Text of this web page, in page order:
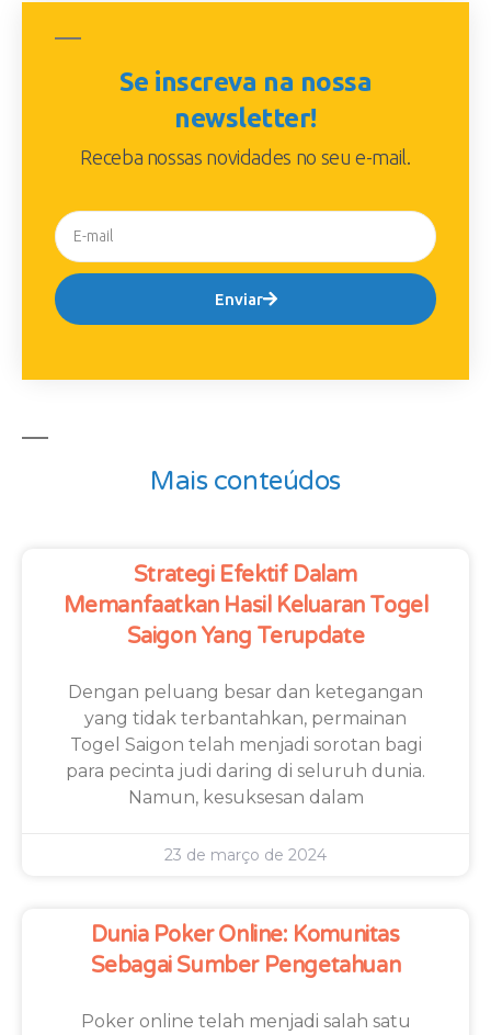
Se inscreva na nossa
newsletter!
Receba nossas novidades no seu e-mail.
Enviar
Mais conteúdos
Strategi Efektif Dalam
Memanfaatkan Hasil Keluaran Togel
Saigon Yang Terupdate
Dengan peluang besar dan ketegangan
yang tidak terbantahkan, permainan
Togel Saigon telah menjadi sorotan bagi
para pecinta judi daring di seluruh dunia.
Namun, kesuksesan dalam
23 de março de 2024
Dunia Poker Online: Komunitas
Sebagai Sumber Pengetahuan
Poker online telah menjadi salah satu